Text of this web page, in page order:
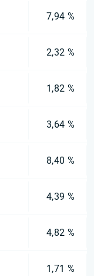
7,94 %
2,32 %
1,82 %
3,64 %
8,40 %
4,39 %
4,82 %
1,71 %